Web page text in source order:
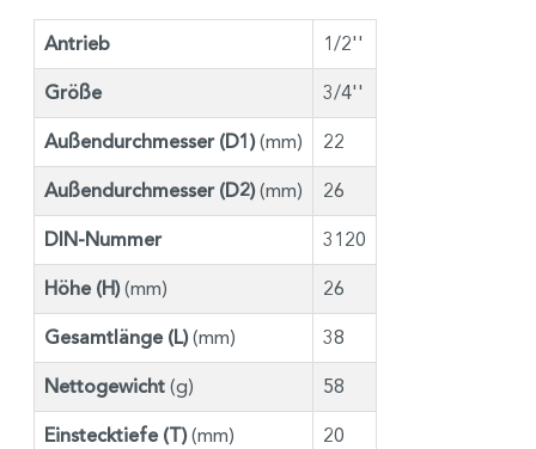
Antrieb 1/2''
Größe 3/4''
Außendurchmesser (D1)(mm) 22
Außendurchmesser (D2)(mm) 26
DIN-Nummer 3120
Höhe (H)(mm) 26
Gesamtlänge (L)(mm) 38
Nettogewicht (g) 58
Einstecktiefe (T)(mm) 20